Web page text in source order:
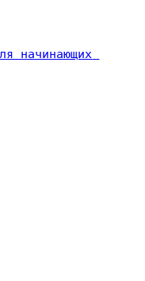
начинающих